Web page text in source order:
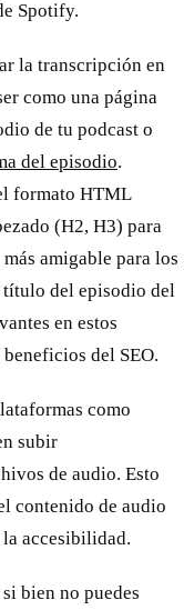
Spotify.
la transcripción en
como una página
de tu podcast o
del episodio.
formato HTML
(H2, H3) para
amigable para los
título del episodio del
en estos
del SEO.
como
subir
de audio. Esto
contenido de audio
accesibilidad.
bien no puedes